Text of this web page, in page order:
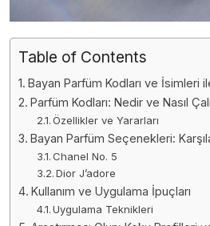
Table of Contents
Bayan Parfüm Kodları ve İsimleri
Parfüm Kodları: Nedir ve Nasıl
Özellikler ve Yararları
Bayan Parfüm Seçenekleri:
Chanel No. 5
Dior J’adore
Kullanım ve Uygulama İpuçları
Uygulama Teknikleri